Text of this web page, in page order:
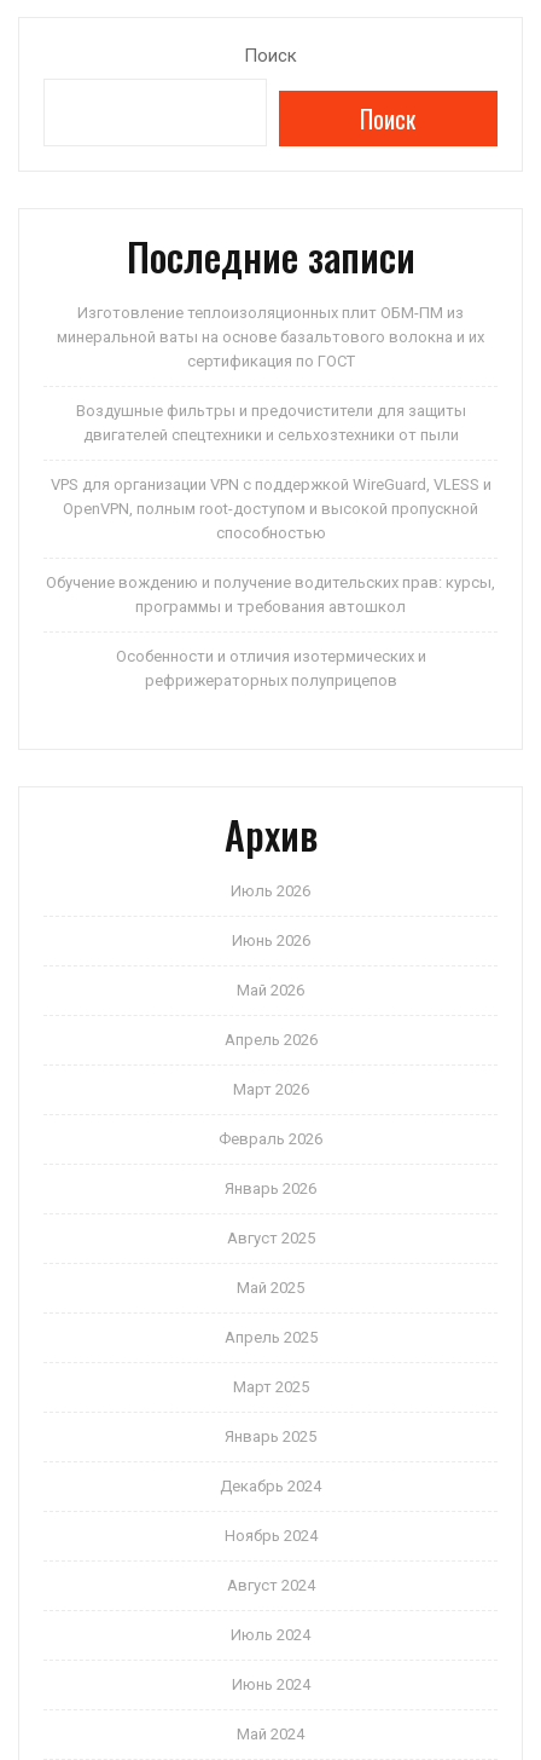
Поиск
Поиск
Последние записи
Изготовление теплоизоляционных плит ОБМ-ПМ из
минеральной ваты на основе базальтового волокна и их
сертификация по ГОСТ
Воздушные фильтры и предочистители для защиты
двигателей спецтехники и сельхозтехники от пыли
VPS для организации VPN с поддержкой WireGuard, VLESS и
OpenVPN, полным root-доступом и высокой пропускной
способностью
Обучение вождению и получение водительских прав: курсы,
программы и требования автошкол
Особенности и отличия изотермических и
рефрижераторных полуприцепов
Архив
Июль 2026
Июнь 2026
Май 2026
Апрель 2026
Март 2026
Февраль 2026
Январь 2026
Август 2025
Май 2025
Апрель 2025
Март 2025
Январь 2025
Декабрь 2024
Ноябрь 2024
Август 2024
Июль 2024
Июнь 2024
Май 2024